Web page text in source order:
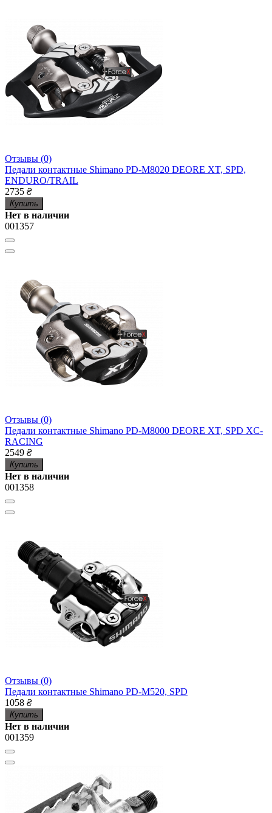
Отзывы (0)
Педали контактные Shimano PD-M8020 DEORE XT, SPD,
ENDURO/TRAIL
2735 ₴
Купить
Нет в наличии
001357
Отзывы (0)
Педали контактные Shimano PD-M8000 DEORE XT, SPD XC-
RACING
2549 ₴
Купить
Нет в наличии
001358
Отзывы (0)
Педали контактные Shimano PD-M520, SPD
1058 ₴
Купить
Нет в наличии
001359